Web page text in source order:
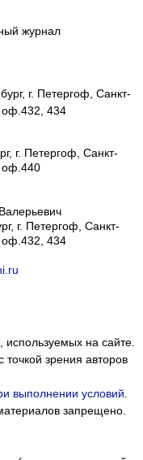
журнал
г. Петергоф, Санкт-
оф.432, 434
г. Петергоф, Санкт-
оф.440
г. Петергоф Санкт-
оф.432, 434
, используемых на сайте.
зрения авторов
выполнении условий
запрещено.